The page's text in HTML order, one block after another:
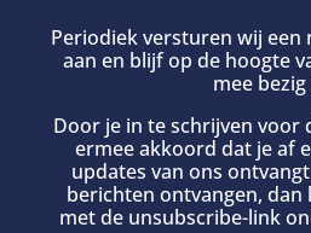
Periodiek versturen wij een
aan en blijf op de hoogte
mee bezig
Door je in te schrijven voor
ermee akkoord dat je af
updates van ons
berichten ontvangen, dan
met de unsubscribe-link